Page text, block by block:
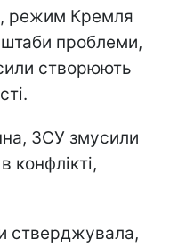
режим Кремля
проблеми,
створюють
ЗСУ змусили
конфлікті,
стверджувала,